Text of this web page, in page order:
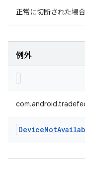
正常に切断された場
例外
DeviceNot